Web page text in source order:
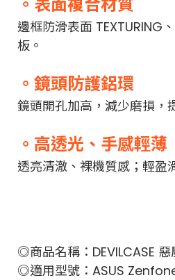
邊框防滑表面 TEXTURING
板。
。鏡頭防護鋁環
鏡頭開孔加高，減少磨損，
。高透光、手感輕薄
透亮清澈、裸機質感；輕盈
◎商品名稱：DEVILCASE
◎適用型號：ASUS